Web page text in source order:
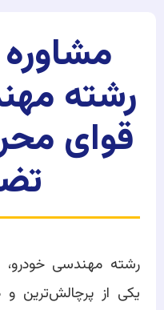
مشاوره
رشته
قوای
رشته مهندسی خودرو،
یکی از پرچالش‌ترین و